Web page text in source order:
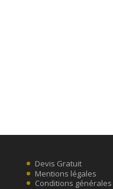
Devis Gratuit
Mentions légales
Conditions